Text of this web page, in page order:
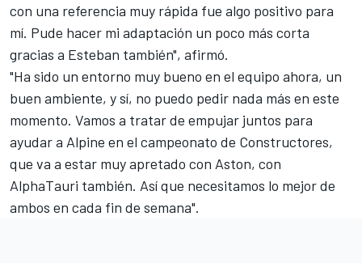
con una referencia muy rápida fue algo positivo para
mí. Pude hacer mi adaptación un poco más corta
gracias a Esteban también", afirmó.
"Ha sido un entorno muy bueno en el equipo ahora, un
buen ambiente, y sí, no puedo pedir nada más en este
momento. Vamos a tratar de empujar juntos para
ayudar a Alpine en el campeonato de Constructores,
que va a estar muy apretado con Aston, con
AlphaTauri también. Así que necesitamos lo mejor de
ambos en cada fin de semana".